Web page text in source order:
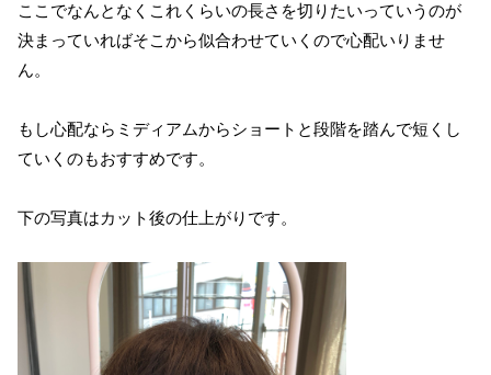
ここでなんとなくこれくらいの長さを切りたいっていうのが
決まっていればそこから似合わせていくので心配いりませ
ん。
もし心配ならミディアムからショートと段階を踏んで短くし
ていくのもおすすめです。
下の写真はカット後の仕上がりです。